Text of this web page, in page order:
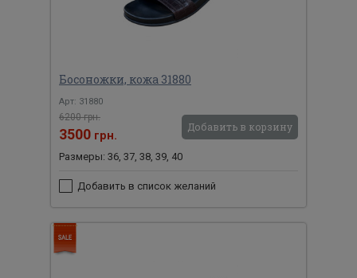
Босоножки, кожа 31880
Арт: 31880
6200 грн.
3500 грн.
Добавить в корзину
Размеры: 36, 37, 38, 39, 40
Добавить в список желаний